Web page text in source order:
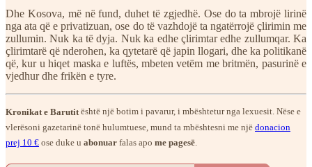
Dhe Kosova, më në fund, duhet të zgjedhë. Ose do ta mbrojë lirinë
nga ata që e privatizuan, ose do të vazhdojë ta ngatërrojë çlirimin me
zullumin. Nuk ka të dyja. Nuk ka edhe çlirimtar edhe zullumqar. Ka
çlirimtarë që nderohen, ka qytetarë që japin llogari, dhe ka politikanë
që, kur u hiqet maska e luftës, mbeten vetëm me britmën, pasurinë e
vjedhur dhe frikën e tyre.
Kronikat e Barutit është një botim i pavarur, i mbështetur nga lexuesit. Nëse e
vlerësoni gazetarinë tonë hulumtuese, mund ta mbështesni me një donacion
prej 10 € ose duke u abonuar falas apo me pagesë.